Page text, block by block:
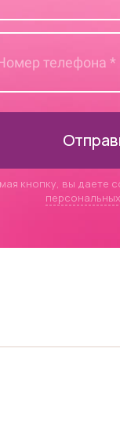
кнопку, вы даете